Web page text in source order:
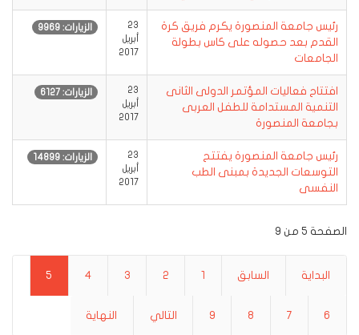
رئيس جامعة المنصورة يكرم فريق كرة
القدم بعد حصوله على كاس بطولة
الجامعات
23
أبريل
2017
الزيارات: 9969
افتتاح فعاليات المؤتمر الدولى الثانى
التنمية المستدامة للطفل العربى
بجامعة المنصورة
23
أبريل
2017
الزيارات: 6127
رئيس جامعة المنصورة يفتتح
التوسعات الجديدة بمبنى الطب
النفسى
23
أبريل
2017
الزيارات: 14899
الصفحة 5 من 9
البداية السابق 1
2
3
4
5
6
7
8
9 التالي النهاية